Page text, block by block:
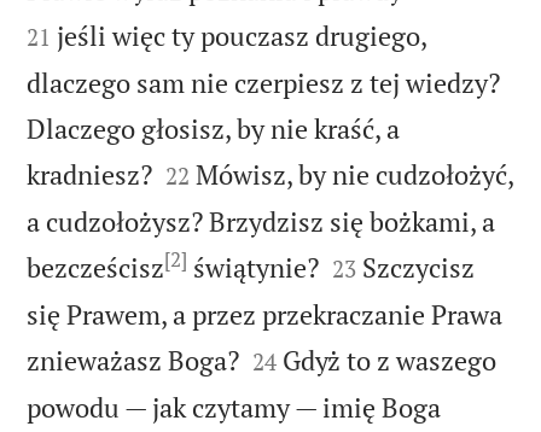
21 jeśli więc ty pouczasz drugiego,
dlaczego sam nie czerpiesz z tej wiedzy?
Dlaczego głosisz, by nie kraść, a
kradniesz?
22 Mówisz, by nie cudzołożyć,
a cudzołożysz? Brzydzisz się bożkami, a
bezcześcisz[2] świątynie?
23 Szczycisz
się Prawem, a przez przekraczanie Prawa
znieważasz Boga?
24 Gdyż to z waszego
powodu — jak czytamy — imię Boga